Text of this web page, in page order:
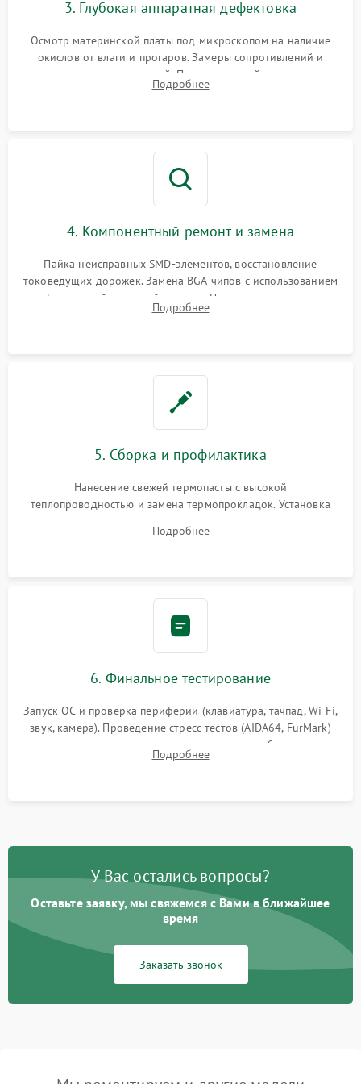
3. Глубокая аппаратная дефектовка
Осмотр материнской платы под микроскопом на наличие
окислов от влаги и прогаров. Замеры сопротивлений и
дежурных напряжений. Проверка цепей питания,
мультиконтроллера, процессора и видеочипа.
Подробнее
4. Компонентный ремонт и замена
Пайка неисправных SMD-элементов, восстановление
токоведущих дорожек. Замена BGA-чипов с использованием
инфракрасной паяльной станции. Прошивка микросхемы
BIOS или замена поврежденных портов USB
Подробнее
5. Сборка и профилактика
Нанесение свежей термопасты с высокой
теплопроводностью и замена термопрокладок. Установка
шлейфов, модулей памяти и накопителей. Предварительная
Подробнее
6. Финальное тестирование
Запуск ОС и проверка периферии (клавиатура, тачпад, Wi-Fi,
звук, камера). Проведение стресс-тестов (AIDA64, FurMark)
для контроля температурного режима и стабильности
системы под пиковой нагрузкой.
Подробнее
У Вас остались вопросы?
Оставьте заявку, мы свяжемся с Вами в ближайшее
время
Заказать звонок